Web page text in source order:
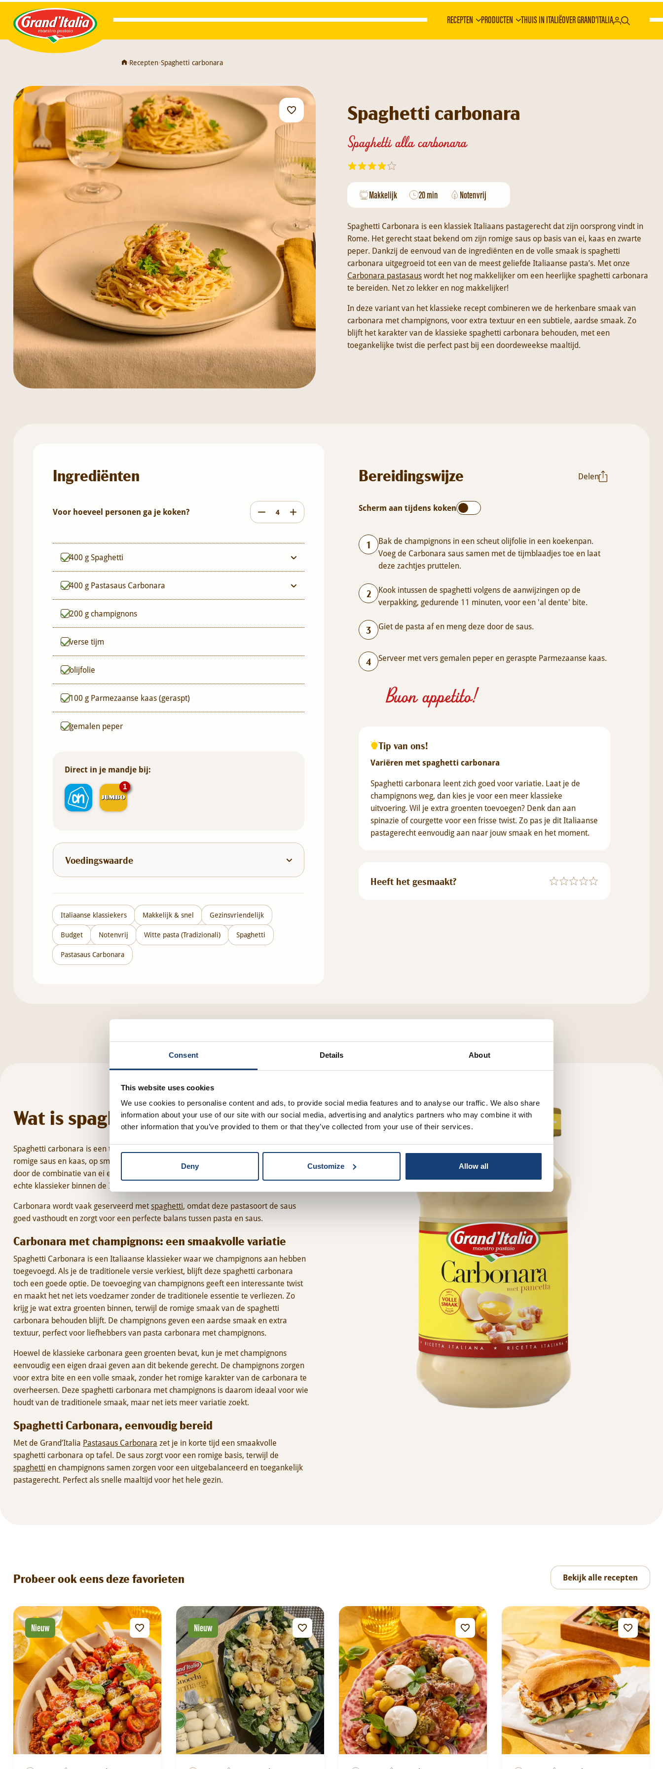
Consent Details About
This website uses cookies
We use cookies to personalise content and ads, to provide social media features and to analyse our traffic. We also share
information about your use of our site with our social media, advertising and analytics partners who may combine it with
other information that you’ve provided to them or that they’ve collected from your use of their services.
Deny Customize Allow all
Grand'Italia
RECEPTEN PRODUCTEN THUIS IN ITALIËOVER GRAND’ITALIA
•Recepten•Spaghetti carbonara
Spaghetti carbonara
Spaghetti alla carbonara
Makkelijk 20 min Notenvrij
Spaghetti Carbonara is een klassiek Italiaans pastagerecht dat zijn oorsprong vindt in
Rome. Het gerecht staat bekend om zijn romige saus op basis van ei, kaas en zwarte
peper. Dankzij de eenvoud van de ingrediënten en de volle smaak is spaghetti
carbonara uitgegroeid tot een van de meest geliefde Italiaanse pasta’s. Met onze
Carbonara pastasauswordt het nog makkelijker om een heerlijke spaghetti carbonara
te bereiden. Net zo lekker en nog makkelijker!
In deze variant van het klassieke recept combineren we de herkenbare smaak van
carbonara met champignons, voor extra textuur en een subtiele, aardse smaak. Zo
blijft het karakter van de klassieke spaghetti carbonara behouden, met een
toegankelijke twist die perfect past bij een doordeweekse maaltijd.
Ingrediënten
Voor hoeveel personen ga je koken?
400 gSpaghetti
400 g Pastasaus Carbonara
200 g champignons
verse tijm
olijfolie
100 g Parmezaanse kaas (geraspt)
gemalen peper
Direct in je mandje bij:
1
1
Voedingswaarde
Italiaanse klassiekers Makkelijk & snel Gezinsvriendelijk
Budget Notenvrij Witte pasta (Tradizionali) Spaghetti
Pastasaus Carbonara
Bereidingswijze Delen
Scherm aan tijdens koken
Bak de champignons in een scheut olijfolie in een koekenpan.
Voeg de Carbonara saus samen met de tijmblaadjes toe en laat
deze zachtjes pruttelen.
Kook intussen de spaghetti volgens de aanwijzingen op de
verpakking, gedurende 11 minuten, voor een 'al dente' bite.
Giet de pasta af en meng deze door de saus.
Serveer met vers gemalen peper en geraspte Parmezaanse kaas.
Buon appetito!
Tip van ons!
Variëren met spaghetti carbonara
Spaghetti carbonara leent zich goed voor variatie. Laat je de
champignons weg, dan kies je voor een meer klassieke
uitvoering. Wil je extra groenten toevoegen? Denk dan aan
spinazie of courgette voor een frisse twist. Zo pas je dit Italiaanse
pastagerecht eenvoudig aan naar jouw smaak en het moment.
Heeft het gesmaakt?
Wat is spaghetti carbonara?
Spaghetti carbonara is een traditioneel Italiaans gerecht dat bestaat uit pasta, een
romige saus en kaas, op smaak gebracht met zwarte peper. De romigheid ontstaat
door de combinatie van ei en kaas. Juist deze eenvoud maakt carbonara tot een
echte klassieker binnen de Italiaanse keuken.
Carbonara wordt vaak geserveerd metspaghetti, omdat deze pastasoort de saus
goed vasthoudt en zorgt voor een perfecte balans tussen pasta en saus.
Carbonara met champignons: een smaakvolle variatie
Spaghetti Carbonara is een Italiaanse klassieker waar we champignons aan hebben
toegevoegd. Als je de traditionele versie verkiest, blijft deze spaghetti carbonara
toch een goede optie. De toevoeging van champignons geeft een interessante twist
en maakt het net iets voedzamer zonder de traditionele essentie te verliezen. Zo
krijg je wat extra groenten binnen, terwijl de romige smaak van de spaghetti
carbonara behouden blijft. De champignons geven een aardse smaak en extra
textuur, perfect voor liefhebbers van pasta carbonara met champignons.
Hoewel de klassieke carbonara geen groenten bevat, kun je met champignons
eenvoudig een eigen draai geven aan dit bekende gerecht. De champignons zorgen
voor extra bite en een volle smaak, zonder het romige karakter van de carbonara te
overheersen. Deze spaghetti carbonara met champignons is daarom ideaal voor wie
houdt van de traditionele smaak, maar net iets meer variatie zoekt.
Spaghetti Carbonara, eenvoudig bereid
Met de Grand’Italia Pastasaus Carbonara zet je in korte tijd een smaakvolle
spaghetti carbonara op tafel. De saus zorgt voor een romige basis, terwijl de
spaghetti en champignons samen zorgen voor een uitgebalanceerd en toegankelijk
pastagerecht. Perfect als snelle maaltijd voor het hele gezin.
Probeer ook eens deze favorieten Bekijk alle recepten
Nieuw Nieuw